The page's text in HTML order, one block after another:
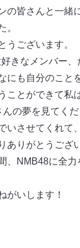
の皆さんと一緒
。
うございます。
きなメンバー
にも自分のこと
ことができて私
の夢を見てく
いさせてくれて
ありがとうござ
、NMB48に全力
がいします！